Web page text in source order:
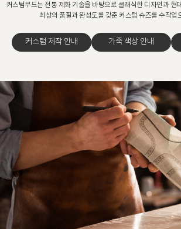
커스텀무드는 전통 제화 기술을 바탕으로 클래식한 디자인과 현
최상의 품질과 완성도를 갖춘 커스텀 슈즈를 수작업
커스텀 제작 안내 가죽 색상 안내